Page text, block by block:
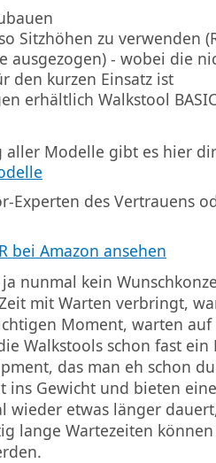
Sitzhöhen zu verwenden
ausgezogen) - wobei die
den kurzen Einsatz ist
erhältlich Walkstool
aller Modelle gibt es hier
Experten des Vertrauens
bei Amazon ansehen
nunmal kein
mit Warten verbringt,
Moment, warten
Walkstools schon fast ein
das man eh schon
ins Gewicht und bieten
wieder etwas länger
lange Wartezeiten